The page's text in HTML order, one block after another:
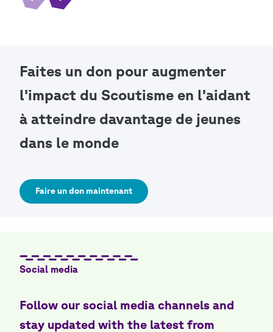
Faites un don pour augmenter
l'impact du Scoutisme en l'aidant
à atteindre davantage de jeunes
dans le monde
Faire un don maintenant
Social media
Follow our social media channels and
stay updated with the latest from